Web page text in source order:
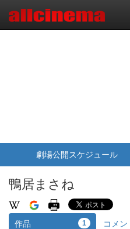
劇場公開スケジュール
鴨居まさね
作品 1 コメン